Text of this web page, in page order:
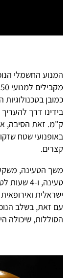
המנוע החשמלי
כמובן
ק"מ. זאת הסיבה,
באופנועי שטח
קצרים.
טעינה,
ישראלית
עם זאת, בשלב
הסוללות, שיכולה